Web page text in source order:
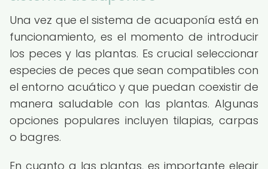
Una vez que el sistema de acuaponía está en
funcionamiento, es el momento de introducir
los peces y las plantas. Es crucial seleccionar
especies de peces que sean compatibles con
el entorno acuático y que puedan coexistir de
manera saludable con las plantas. Algunas
opciones populares incluyen tilapias, carpas
o bagres.
En cuanto a las plantas, es importante elegir